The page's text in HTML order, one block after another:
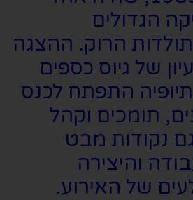
הגדולים
הרוק. ההצגה
של גיוס כספים
התפתח לכנס
תומכים וקהל
נקודות מבט
והיצירה
של האירוע.